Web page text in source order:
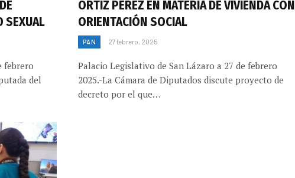
SEXUAL
febrero
del
ORTIZ PÉREZ EN MATERIA DE VIVIENDA CON
ORIENTACIÓN SOCIAL
PAN 27 febrero, 2025
Palacio Legislativo de San Lázaro a 27 de febrero
2025.-La Cámara de Diputados discute proyecto de
decreto por el que…